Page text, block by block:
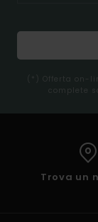
(*) Offerta on-
complete
Trova un